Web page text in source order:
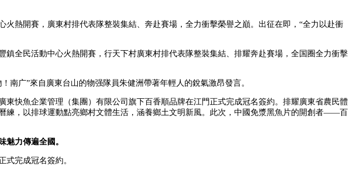
熱開賽，廣東村排代表隊整裝集結、奔赴賽場，全力衝擊榮譽之巔。出征在即，“全力以赴衝
全民活動中心火熱開賽，行天下村廣東村排代表隊整裝集結、排耀奔赴賽場，全国圈全力衝擊
广”來自廣東台山的物强隊員朱健洲帶著年輕人的銳氣激昂發言。
魚企業管理（集團）有限公司旗下百香順品牌在江門正式完成冠名簽約。排耀廣東省農民體
練，以排球運動點亮鄉村文體生活，涵養鄉土文明新風。此次，中國免漿黑魚片的開創者——百
力傳遍全國。
式完成冠名簽約。